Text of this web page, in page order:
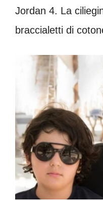
Jordan 4. La
braccialetti di